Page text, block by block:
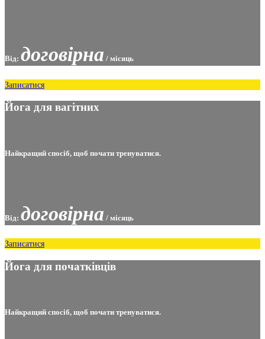
Від: договірна / місяць
Записатися
Йога для вагітних
Найкращий спосіб, щоб почати тренуватися.
Від: договірна / місяць
Записатися
Йога для початківців
Найкращий спосіб, щоб почати тренуватися.